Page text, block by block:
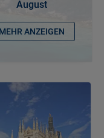
August
MEHR ANZEIGEN